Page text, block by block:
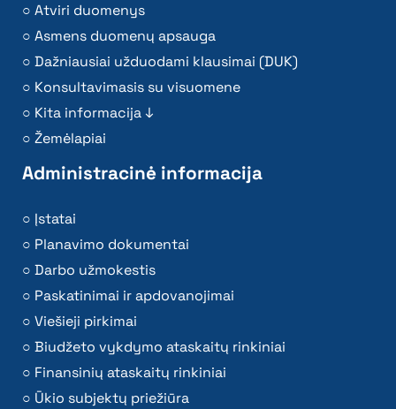
Atviri duomenys
Asmens duomenų apsauga
Dažniausiai užduodami klausimai (DUK)
Konsultavimasis su visuomene
Kita informacija ↓
Žemėlapiai
Administracinė informacija
Įstatai
Planavimo dokumentai
Darbo užmokestis
Paskatinimai ir apdovanojimai
Viešieji pirkimai
Biudžeto vykdymo ataskaitų rinkiniai
Finansinių ataskaitų rinkiniai
Ūkio subjektų priežiūra